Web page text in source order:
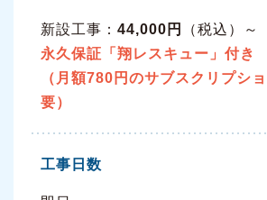
新設工事： 44,000円
（税込）～
永久保証「翔レスキュー」付き
（月額780円のサブスクリプシ
要）
工事日数